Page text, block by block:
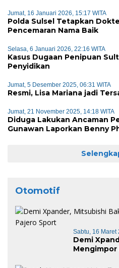
Jumat, 16 Januari 2026, 15:17 WITA
Polda Sulsel Tetapkan
Pencemaran Nama Baik
Selasa, 6 Januari 2026, 22:16 WITA
Kasus Dugaan Penipuan
Penyidikan
Jumat, 5 Desember 2025, 06:31 WITA
Resmi, Lisa Mariana jadi
Jumat, 21 November 2025, 14:18 WITA
Diduga Lakukan Ancaman
Gunawan Laporkan Benny
Otomotif
Sabtu, 16 Maret
Demi
Mengimpor